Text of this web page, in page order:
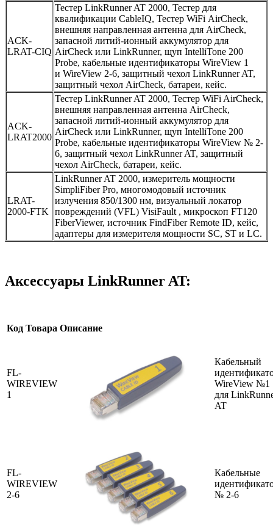
ACK-
LRAT-CIQ
Тестер LinkRunner AT 2000, Тестер для
квалификации CableIQ, Тестер WiFi AirCheck,
внешняя направленная антенна для AirCheck,
запасной литий-ионный аккумулятор для
AirCheck или LinkRunner, щуп IntelliTone 200
Probe, кабельные идентификаторы WireView 1
и WireView 2-6, защитный чехол LinkRunner AT,
защитный чехол AirCheck, батареи, кейс.
ACK-
LRAT2000
Тестер LinkRunner AT 2000, Тестер WiFi AirCheck,
внешняя направленная антенна AirCheck,
запасной литий-ионный аккумулятор для
AirCheck или LinkRunner, щуп IntelliTone 200
Probe, кабельные идентификаторы WireView № 2-
6, защитный чехол LinkRunner AT, защитный
чехол AirCheck, батареи, кейс.
LRAT-
2000-FTK
LinkRunner AT 2000, измеритель мощности
SimpliFiber Pro, многомодовый источник
излучения 850/1300 нм, визуальный локатор
повреждений (VFL) VisiFault , микроскоп FT120
FiberViewer, источник FindFiber Remote ID, кейс,
адаптеры для измерителя мощности SC, ST и LC.
Аксессуары LinkRunner AT:
Код Товара Описание
FL-
WIREVIEW
1
Кабельный
WireView №1
для
AT
FL-
WIREVIEW
2-6
Кабельные
№ 2-6